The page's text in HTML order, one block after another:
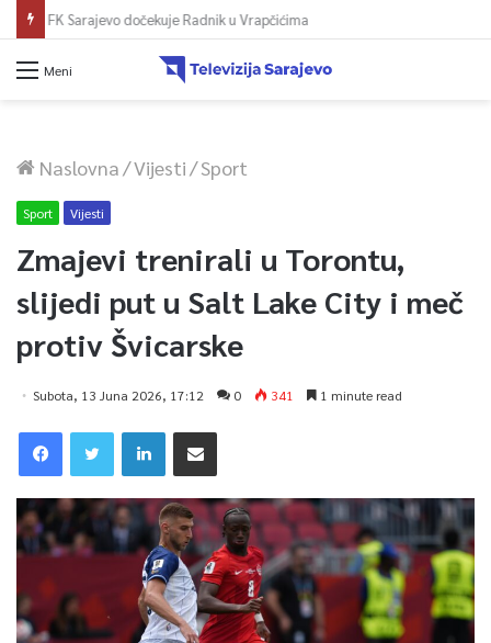
FK Željezničar sutra protiv BSK-a iz Banje Luke
Meni
Naslovna/Vijesti/Sport
Sport Vijesti
Zmajevi trenirali u Torontu,
slijedi put u Salt Lake City i meč
protiv Švicarske
Subota, 13 Juna 2026, 17:12 0 341 1 minute read